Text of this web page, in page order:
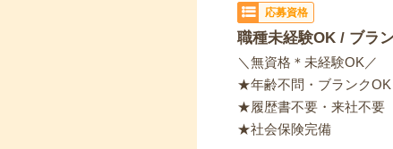
応募資格
職種未経験OK / ブラ
＼無資格＊未経験OK／
★年齢不問・ブランクOK
★履歴書不要・来社不要
★社会保険完備